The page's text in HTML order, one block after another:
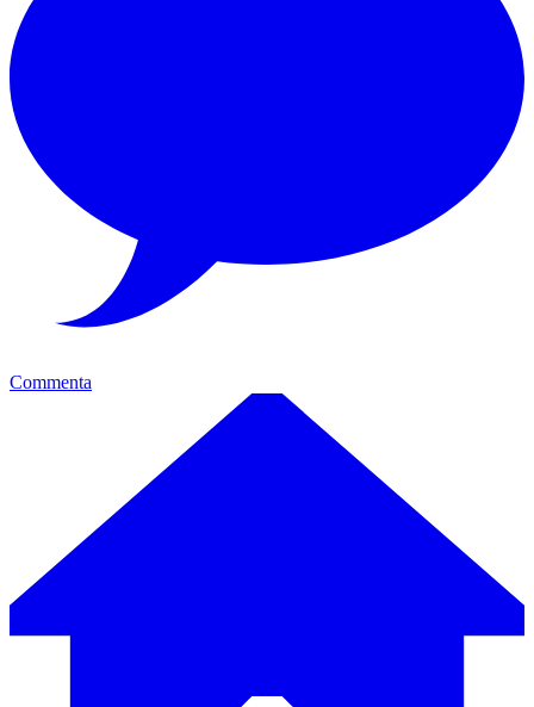
Commenta